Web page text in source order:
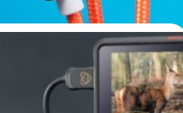
ซอฟต์แวร์เชื่อมกล้อง
บแคมได้แล้ว